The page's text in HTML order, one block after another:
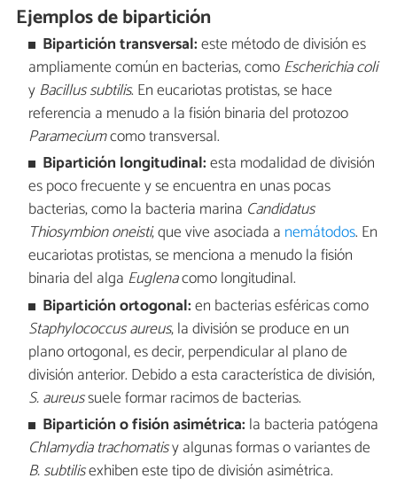
Ejemplos de bipartición
Bipartición transversal:este método de división es
ampliamente común en bacterias, comoEscherichia coli
yBacillus subtilis. En eucariotas protistas, se hace
referencia a menudo a la fisión binaria del protozoo
Parameciumcomo transversal.
Bipartición longitudinal:esta modalidad de división
es poco frecuente y se encuentra en unas pocas
bacterias, como la bacteria marina Candidatus
Thiosymbion oneisti, que vive asociada a nemátodos. En
eucariotas protistas, se menciona a menudo la fisión
binaria del alga Euglenacomo longitudinal.
Bipartición ortogonal:en bacterias esféricas como
Staphylococcus aureus, la división se produce en un
plano ortogonal, es decir, perpendicular al plano de
división anterior. Debido a esta característica de división,
S. aureussuele formar racimos de bacterias.
Bipartición o fisión asimétrica: la bacteria patógena
Chlamydia trachomatisy algunas formas o variantes de
B. subtilisexhiben este tipo de división asimétrica.